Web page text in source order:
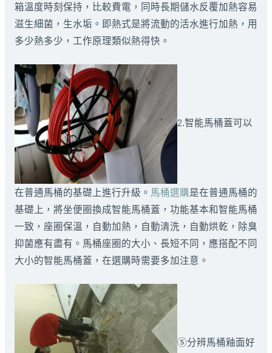
箱溫度時刻保持，比較費電，同時長期儲水反覆加熱容易
滋生細菌，生水垢。即熱式是將流動的活水進行加熱，用
多少熱多少，工作原理類似熱得快。
2.智能馬桶蓋可以
在普通馬桶的基礎上進行升級。 馬桶選購是在普通馬桶的
基礎上，將坐便圈換成智能馬桶蓋，功能基本和智能馬桶
一致，座圈保溫，自動加熱，自動清洗，自動烘乾，除臭
抑菌應有盡有。馬桶座圈的大小、長短不同，應搭配不同
大小的智能馬桶蓋，在選購時需要多加注意。
⑤分辨馬桶釉面好